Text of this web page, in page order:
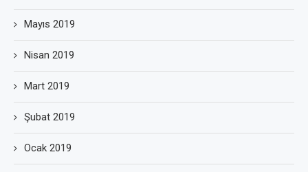
Mayıs 2019
Nisan 2019
Mart 2019
Şubat 2019
Ocak 2019